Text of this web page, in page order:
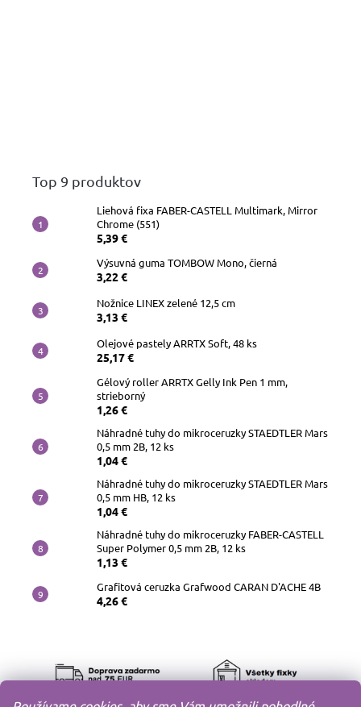
Top 9 produktov
Liehová fixa FABER-CASTELL Multimark, Mirror
Chrome (551)
5,39 €
Výsuvná guma TOMBOW Mono, čierná
3,22 €
Nožnice LINEX zelené 12,5 cm
3,13 €
Olejové pastely ARRTX Soft, 48 ks
25,17 €
Gélový roller ARRTX Gelly Ink Pen 1 mm,
strieborný
1,26 €
Náhradné tuhy do mikroceruzky STAEDTLER Mars
0,5 mm 2B, 12 ks
1,04 €
Náhradné tuhy do mikroceruzky STAEDTLER Mars
0,5 mm HB, 12 ks
1,04 €
Náhradné tuhy do mikroceruzky FABER-CASTELL
Super Polymer 0,5 mm 2B, 12 ks
1,13 €
Grafitová ceruzka Grafwood CARAN D'ACHE 4B
4,26 €